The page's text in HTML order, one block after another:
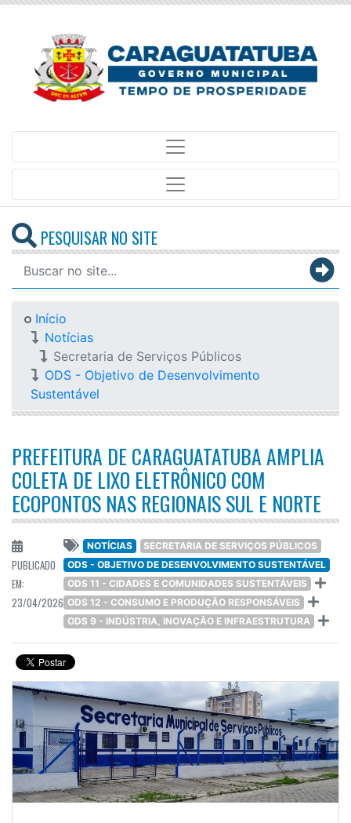
PESQUISAR NO SITE
Início
Notícias
Secretaria de Serviços Públicos
ODS - Objetivo de Desenvolvimento
Sustentável
PREFEITURA DE CARAGUATATUBA AMPLIA
COLETA DE LIXO ELETRÔNICO COM
ECOPONTOS NAS REGIONAIS SUL E NORTE
PUBLICADO
EM:
23/04/2026
NOTÍCIAS
SECRETARIA DE SERVIÇOS PÚBLICOS
ODS - OBJETIVO DE DESENVOLVIMENTO SUSTENTÁVEL
ODS 11 - CIDADES E COMUNIDADES SUSTENTÁVEIS
ODS 12 - CONSUMO E PRODUÇÃO RESPONSÁVEIS
ODS 9 - INDÚSTRIA, INOVAÇÃO E INFRAESTRUTURA